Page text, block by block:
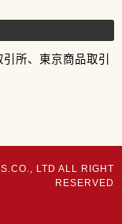
所、東京商品取引
LTD ALL RIGHT
RESERVED